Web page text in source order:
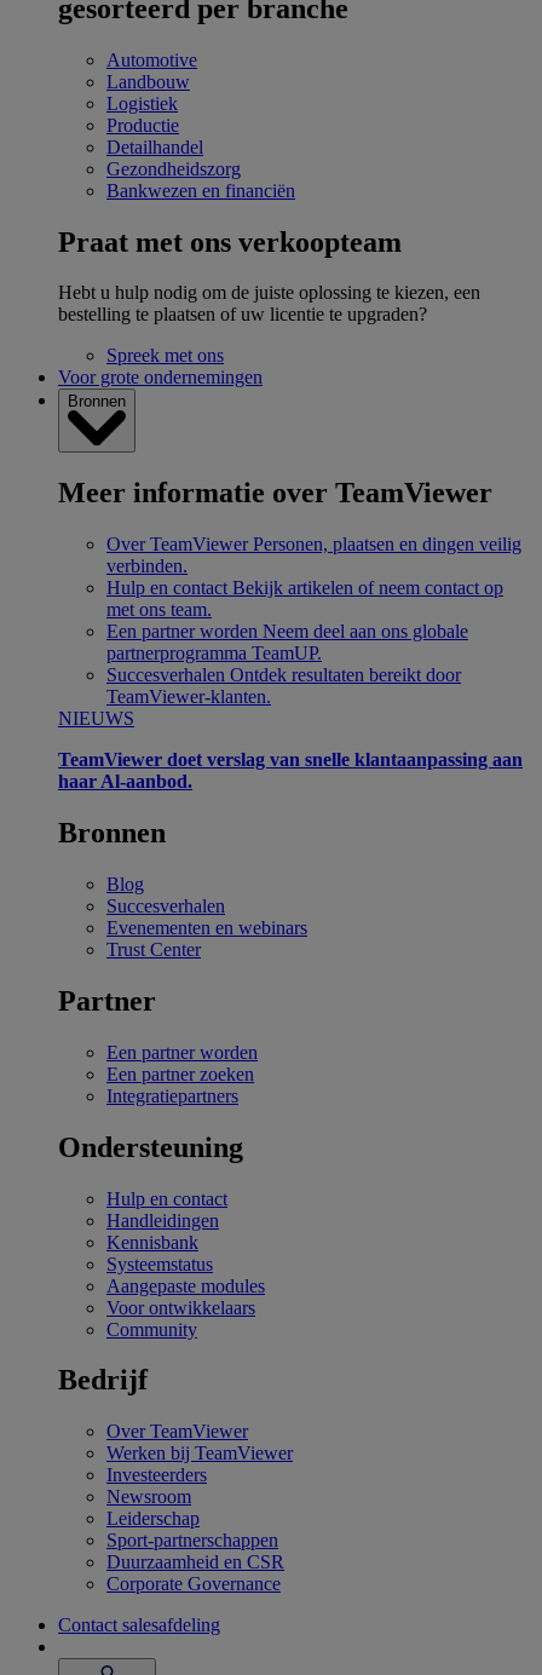
gesorteerd per branche
Automotive
Landbouw
Logistiek
Productie
Detailhandel
Gezondheidszorg
Bankwezen en financiën
Praat met ons verkoopteam
Hebt u hulp nodig om de juiste oplossing te kiezen, een
bestelling te plaatsen of uw licentie te upgraden?
Spreek met ons
Voor grote ondernemingen
Bronnen
Meer informatie over TeamViewer
Over TeamViewer Personen, plaatsen en dingen veilig
verbinden.
Hulp en contact Bekijk artikelen of neem contact op
met ons team.
Een partner worden Neem deel aan ons globale
partnerprogramma TeamUP.
Succesverhalen Ontdek resultaten bereikt door
TeamViewer-klanten.
NIEUWS
TeamViewer doet verslag van snelle klantaanpassing aan
haar Al-aanbod.
Bronnen
Blog
Succesverhalen
Evenementen en webinars
Trust Center
Partner
Een partner worden
Een partner zoeken
Integratiepartners
Ondersteuning
Hulp en contact
Handleidingen
Kennisbank
Systeemstatus
Aangepaste modules
Voor ontwikkelaars
Community
Bedrijf
Over TeamViewer
Werken bij TeamViewer
Investeerders
Newsroom
Leiderschap
Sport-partnerschappen
Duurzaamheid en CSR
Corporate Governance
Contact salesafdeling